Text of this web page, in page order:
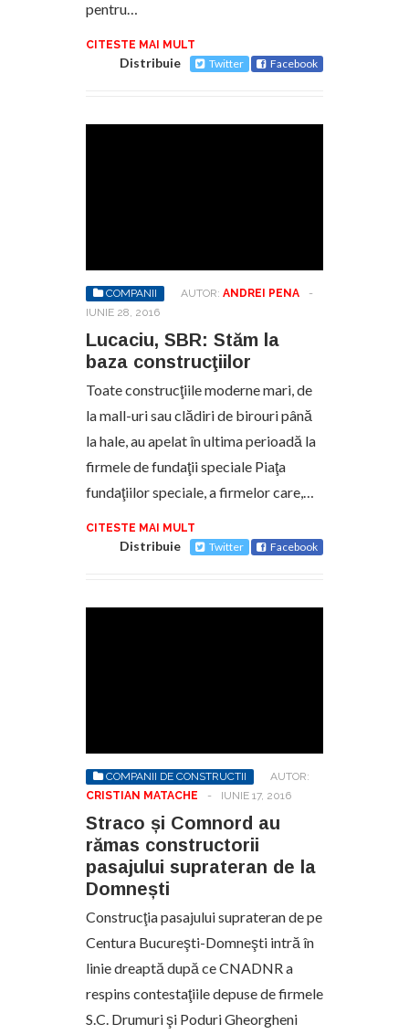
pentru…
CITESTE MAI MULT
Distribuie Twitter Facebook
COMPANII AUTOR: ANDREI PENA
-
IUNIE 28, 2016
Lucaciu, SBR: Stăm la
baza construcţiilor
Toate construcţiile moderne mari, de
la mall-uri sau clădiri de birouri până
la hale, au apelat în ultima perioadă la
firmele de fundaţii speciale Piaţa
fundaţiilor speciale, a firmelor care,…
CITESTE MAI MULT
Distribuie Twitter Facebook
COMPANII DE CONSTRUCTII
AUTOR:
CRISTIAN MATACHE
- IUNIE 17, 2016
Straco și Comnord au
rămas constructorii
pasajului suprateran de la
Domnești
Construcţia pasajului suprateran de pe
Centura Bucureşti-Domneşti intră în
linie dreaptă după ce CNADNR a
respins contestaţiile depuse de firmele
S.C. Drumuri şi Poduri Gheorgheni